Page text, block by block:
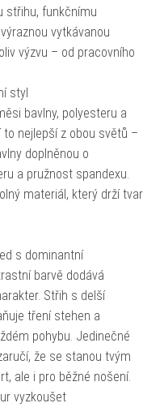
střihu, funkčnímu
vytkávanou
výzvu – od pracovního
styl
bavlny, polyesteru a
nejlepší z obou světů –
doplněnou o
a pružnost spandexu.
materiál, který drží tvar
s dominantní
barvě dodává
Střih s delší
tření stehen a
pohybu. Jedinečné
že se stanou tvým
ale i pro běžné nošení.
vyzkoušet